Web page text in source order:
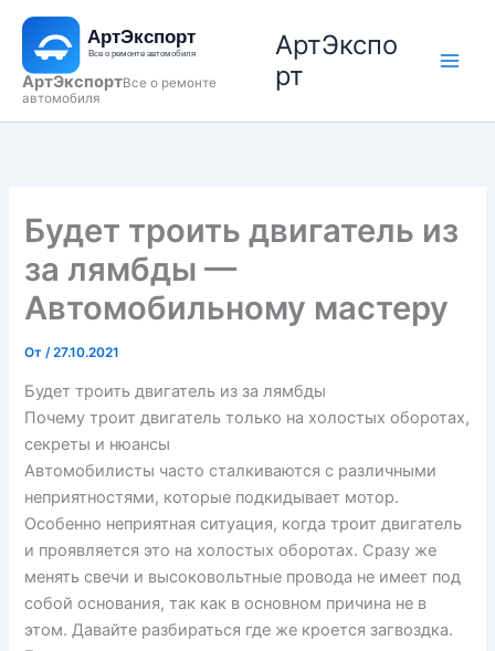
Перейти
содержимому
АртЭкспортВсе о ремонте
автомобиля
АртЭкспо
рт
Будет троить двигатель из
за лямбды —
Автомобильному мастеру
От /27.10.2021
Будет троить двигатель из за лямбды
Почему троит двигатель только на холостых оборотах,
секреты и нюансы
Автомобилисты часто сталкиваются с различными
неприятностями, которые подкидывает мотор.
Особенно неприятная ситуация, когда троит двигатель
и проявляется это на холостых оборотах. Сразу же
менять свечи и высоковольтные провода не имеет под
собой основания, так как в основном причина не в
этом. Давайте разбираться где же кроется загвоздка.